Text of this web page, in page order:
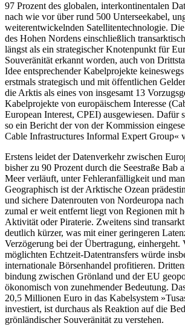
97 Prozent des globalen, interkontinentalen
nach wie vor über rund 500 Unterseekabel,
weiterentwickelnden Satellitentechnologie.
des Hohen Nordens einschließlich
längst als ein strategischer Knotenpunkt für
Souveränität erkannt worden, auch von
Idee entsprechender Kabelprojekte
erstmals strategisch und mit öffent­lichen
die Arktis als eines von insgesamt 13
Kabelprojekte von europäischem Inter­esse
European Interest, CPEI) ausgewiesen. Dafür
so ein Bericht der von der Kommis­sion
Cable Infra­structures Informal Expert Group«
Erstens leidet der Datenverkehr zwischen
bisher zu 90 Pro­zent durch die Seestraße Bab
Meer verläuft, unter Fehleranfälligkeit und
Geographisch ist der Arktische Ozean
und sichere Datenrouten von Nordeuropa
zumal er weit entfernt liegt von Regionen mit
Aktivität oder Pirate­rie. Zweitens sind
deutlich kürzer, was mit einer geringeren
Verzögerung bei der Übertragung, einhergeht.
möglichten Echtzeit-Datentransfers würde
internationale Börsenhan­del profitieren.
bindung zwischen Grönland und der EU
ökonomisch von zunehmender Bedeutung.
20,5 Millio­nen Euro in das Kabelsystem
investiert, ist durchaus als Reaktion auf die
grönländischer Souveränität zu verstehen.